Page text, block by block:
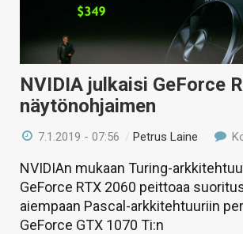
NVIDIA julkaisi GeForce
näytönohjaimen
7.1.2019 - 07:56 /Petrus Laine
NVIDIAn mukaan Turing-
GeForce RTX 2060 peittoaa
aiempaan Pascal-arkkitehtuuriin
GeForce GTX 1070 Ti:n